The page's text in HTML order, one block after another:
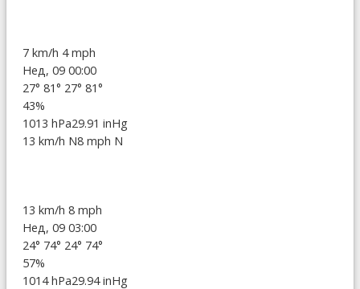
7 km/h 4 mph
Нед, 09 00:00
27° 81° 27° 81°
43%
1013 hPa29.91 inHg
13 km/h N8 mph N
13 km/h 8 mph
Нед, 09 03:00
24° 74° 24° 74°
57%
1014 hPa29.94 inHg